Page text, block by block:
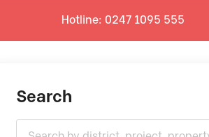
Hotline: 0247 1095 555
Search